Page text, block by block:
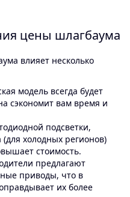
цены шлагбаума
влияет несколько
модель всегда будет
сэкономит вам время и
подсветки,
холодных регионов)
стоимость.
предлагают
приводы, что в
их более